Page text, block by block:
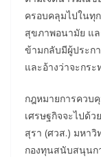
ครอบคลุมไปในทุ
สุขภาพอนามัย แ
ข้ามกลับมีผู้ประก
และอ้างว่าจะกร
กฎหมายการควบ
เศรษฐกิจจะไปด้
สุรา (ศวส.) มหา
กองทุนสนับสนุนก